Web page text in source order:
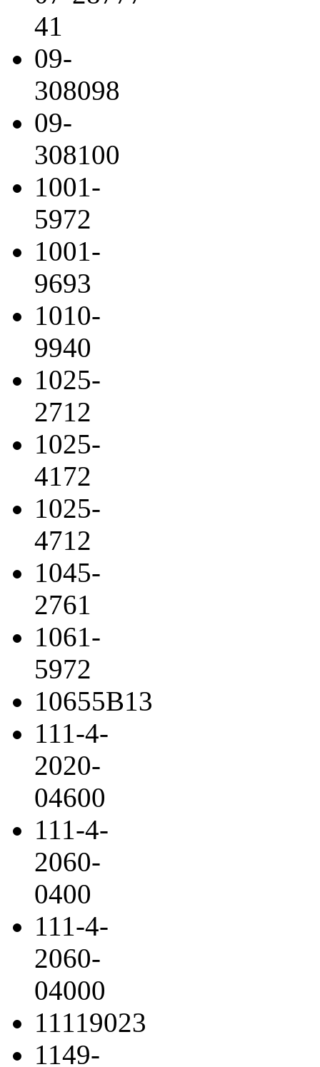
41
09-
308098
09-
308100
1001-
5972
1001-
9693
1010-
9940
1025-
2712
1025-
4172
1025-
4712
1045-
2761
1061-
5972
10655B13
111-4-
2020-
04600
111-4-
2060-
0400
111-4-
2060-
04000
11119023
1149-